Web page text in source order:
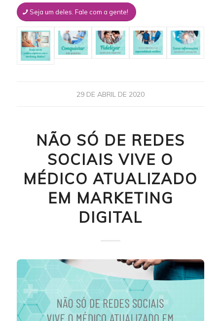
Seja um deles. Fale com a gente!
29 DE ABRIL DE 2020
NÃO SÓ DE REDES
SOCIAIS VIVE O
MÉDICO ATUALIZADO
EM MARKETING
DIGITAL